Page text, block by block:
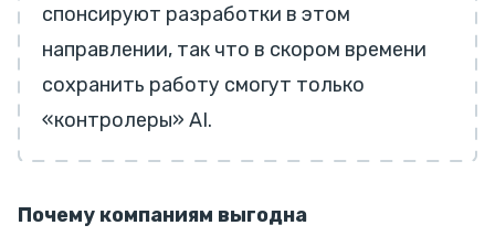
спонсируют разработки в этом
направлении, так что в скором времени
сохранить работу смогут только
«контролеры» AI.
Почему компаниям выгодна